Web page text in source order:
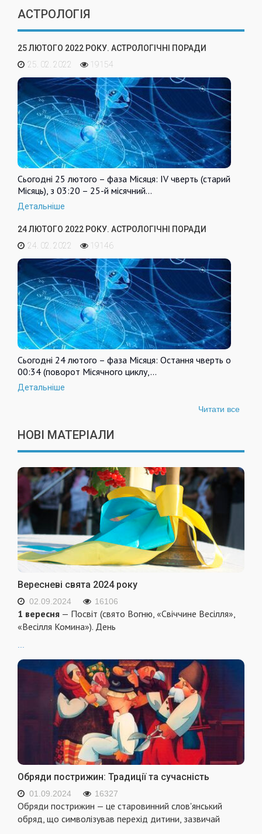
АСТРОЛОГІЯ
25 ЛЮТОГО 2022 РОКУ. АСТРОЛОГІЧНІ ПОРАДИ
25. 02. 2022
19154
Сьогодні 25 лютого – фаза Місяця: IV чверть (старий
Місяць), з 03:20 – 25-й місячний…
Детальніше
24 ЛЮТОГО 2022 РОКУ. АСТРОЛОГІЧНІ ПОРАДИ
24. 02. 2022
19146
Сьогодні 24 лютого – фаза Місяця: Остання чверть о
00:34 (поворот Місячного циклу,…
Детальніше
Читати все
НОВІ МАТЕРІАЛИ
Вересневі свята 2024 року
02.09.2024 16106
1 вересня — Посвіт (свято Вогню, «Свіччине Весілля»,
«Весілля Комина»). День
Обряди пострижин: Традиції та сучасність
01.09.2024 16327
Обряди пострижин — це старовинний слов'янський
обряд, що символізував перехід дитини, зазвичай